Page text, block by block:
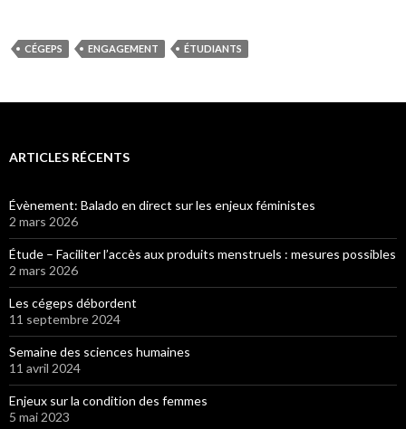
CÉGEPS ENGAGEMENT ÉTUDIANTS
ARTICLES RÉCENTS
Évènement: Balado en direct sur les enjeux féministes
2 mars 2026
Étude – Faciliter l’accès aux produits menstruels : mesures possibles
2 mars 2026
Les cégeps débordent
11 septembre 2024
Semaine des sciences humaines
11 avril 2024
Enjeux sur la condition des femmes
5 mai 2023